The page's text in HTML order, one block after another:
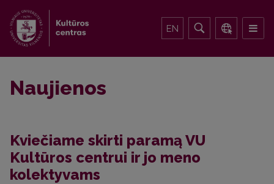
EN
Naujienos
Kviečiame skirti paramą VU
Kultūros centrui ir jo meno
kolektyvams